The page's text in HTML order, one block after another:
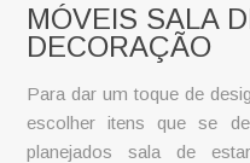
MÓVEIS SALA
DECORAÇÃO
Para dar um toque de
escolher itens que se
planejados sala de